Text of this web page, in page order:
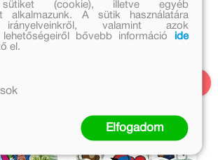
Andrea további művei
A sorozat további részei
sütiket (cookie), illetve egyéb
alkalmazunk. A sütik használatára
valamint azok
lehetőségeiről bővebb információ
ide
el.
Elfogadom